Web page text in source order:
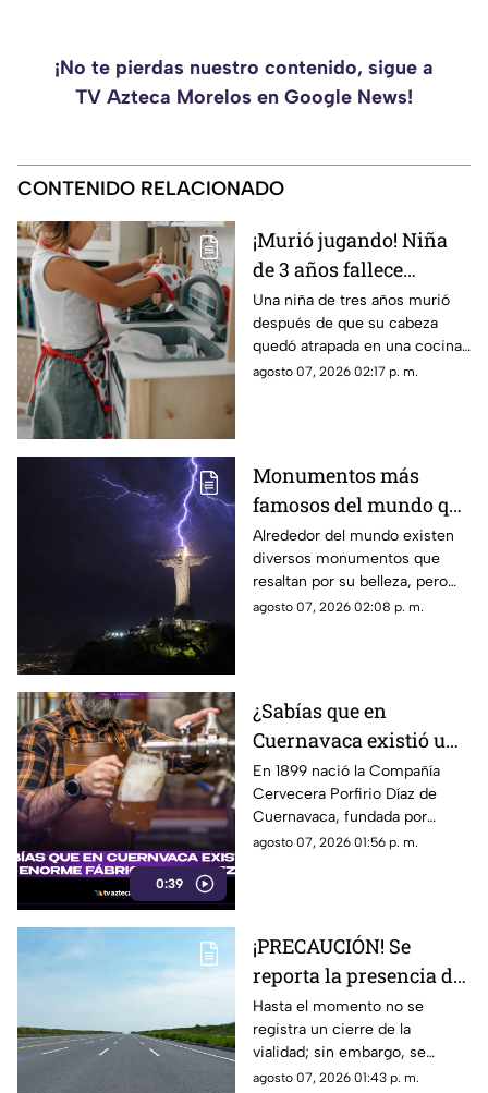
¡No te pierdas nuestro contenido, sigue a
TV Azteca Morelos en Google News!
CONTENIDO RELACIONADO
¡Murió jugando! Niña
de 3 años fallece
después de quedar
atrapada en una cocina
de juguete
Una niña de tres años murió
después de que su cabeza
quedó atrapada en una cocina
de juguete. La menor de edad
agosto 07, 2026 02:17 p. m.
Monumentos más
famosos del mundo que
también funcionan
como pararrayos, ¿por
qué ocurre esto?
Alrededor del mundo existen
diversos monumentos que
resaltan por su belleza, pero
algunos de ellos pueden llegar
agosto 07, 2026 02:08 p. m.
0:39
¿Sabías que en
Cuernavaca existió una
enorme fábrica de
cerveza hace más de
120 años?
En 1899 nació la Compañía
Cervecera Porfirio Díaz de
Cuernavaca, fundada por
empresarios alemanes y
agosto 07, 2026 01:56 p. m.
¡PRECAUCIÓN! Se
reporta la presencia de
manifestantes en la
autopista Cuernavaca-
Acapulco
Hasta el momento no se
registra un cierre de la
vialidad; sin embargo, se
exhorta a los automovilistas a
agosto 07, 2026 01:43 p. m.